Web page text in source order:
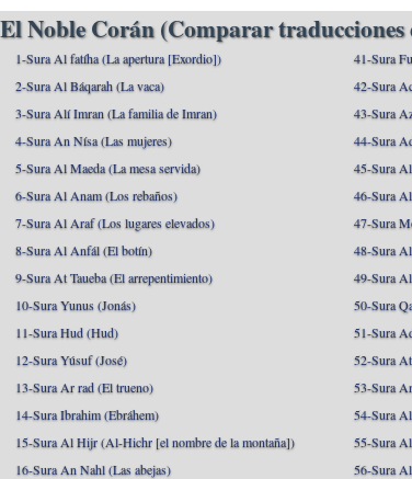
El Noble Corán (Comparar traducciones
1-Sura Al fatíha (La apertura [Exordio])
2-Sura Al Báqarah (La vaca)
3-Sura Alí Imran (La familia de Imran)
4-Sura An Nísa (Las mujeres)
5-Sura Al Maeda (La mesa servida)
6-Sura Al Anam (Los rebaños)
7-Sura Al Araf (Los lugares elevados)
8-Sura Al Anfál (El botín)
9-Sura At Taueba (El arrepentimiento)
10-Sura Yunus (Jonás)
11-Sura Hud (Hud)
12-Sura Yúsuf (José)
13-Sura Ar rad (El trueno)
14-Sura Ibrahim (Ebráhem)
15-Sura Al Hijr (Al-Hichr [el nombre de la montaña])
16-Sura An Nahl (Las abejas)
41-Sura
42-Sura
43-Sura
44-Sura
45-Sura
46-Sura
47-Sura
48-Sura
49-Sura
50-Sura
51-Sura
52-Sura
53-Sura
54-Sura
55-Sura
56-Sura